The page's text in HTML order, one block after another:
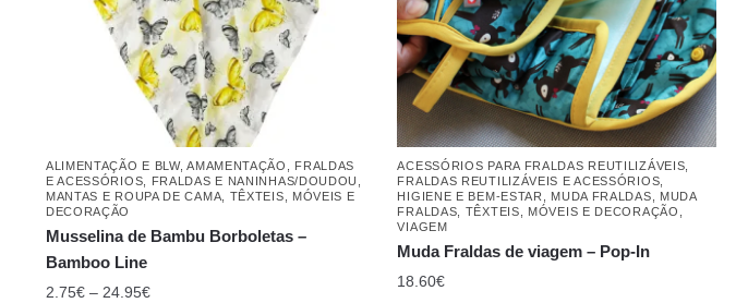
ALIMENTAÇÃO E BLW,AMAMENTAÇÃO
FRALDAS
E ACESSÓRIOS
FRALDAS E NANINHAS/DOUDOU
MANTAS E ROUPA DE CAMA
TÊXTEIS, MÓVEIS E
DECORAÇÃO
Musselina de Bambu Borboletas –
Bamboo Line
2.75€ – 24.95€
ACESSÓRIOS PARA FRALDAS REUTILIZÁVEIS
FRALDAS REUTILIZÁVEIS E ACESSÓRIOS
HIGIENE E BEM-ESTAR
MUDA FRALDAS
MUDA
FRALDAS
TÊXTEIS, MÓVEIS E DECORAÇÃO
VIAGEM
Muda Fraldas de viagem – Pop-In
18.60€